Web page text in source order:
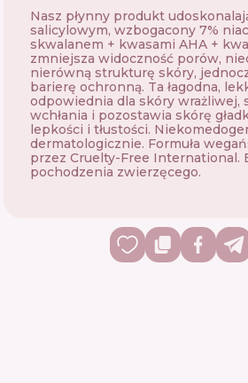
Nasz płynny produkt
salicylowym, wzbogacony 7%
skwalanem + kwasami AHA +
zmniejsza widoczność porów,
nierówną strukturę skóry,
barierę ochronną. Ta łagodna,
odpowiednia dla skóry wrażliwej,
wchłania i pozostawia skórę
lepkości i tłustości.
dermatologicznie. Formuła
przez Cruelty-Free International.
pochodzenia zwierzęcego.